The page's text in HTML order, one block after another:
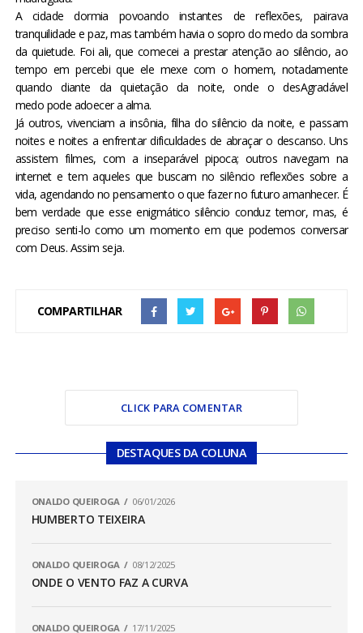
FOTOS
COLUNISTAS
A cidade dormia povoando instantes de reflexões, pairava
tranquilidade e paz, mas também havia o sopro do medo da sombra
da quietude. Foi ali, que comecei a prestar atenção ao silêncio, ao
tempo em percebi que ele mexe com o homem, notadamente
quando diante da quietação da noite, onde o desAgradável
medo pode adoecer a alma.
Já outros, vivenciam a insônia, filha do silêncio da noite, e passam
noites e noites a enfrentar dificuldades de abraçar o descanso. Uns
assistem filmes, com a inseparável pipoca; outros navegam na
internet e tem aqueles que buscam no silêncio reflexões sobre a
vida, agendando no pensamento o que fazer no futuro amanhecer. É
bem verdade que esse enigmático silêncio conduztemor, mas, é
preciso senti-locomoum momento em que podemos conversar
com Deus. Assim seja.
COMPARTILHAR
CLICK PARA COMENTAR
DESTAQUES DA COLUNA
ONALDO QUEIROGA 06/01/2026
HUMBERTO TEIXEIRA
ONALDO QUEIROGA 08/12/2025
ONDE O VENTO FAZ A CURVA
ONALDO QUEIROGA 17/11/2025